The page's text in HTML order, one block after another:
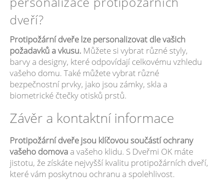
dveří?
Protipožární dveře lze personalizovat dle vašich
požadavků a vkusu. Můžete si vybrat různé styly,
barvy a designy, které odpovídají celkovému vzhledu
vašeho domu. Také můžete vybrat různé
bezpečnostní prvky, jako jsou zámky, skla a
biometrické čtečky otisků prstů.
Závěr a kontaktní informace
Protipožární dveře jsou klíčovou součástí ochrany
vašeho domova a vašeho klidu. S Dveřmi OK máte
jistotu, že získáte nejvyšší kvalitu protipožárních dveří,
které vám poskytnou ochranu a spolehlivost.